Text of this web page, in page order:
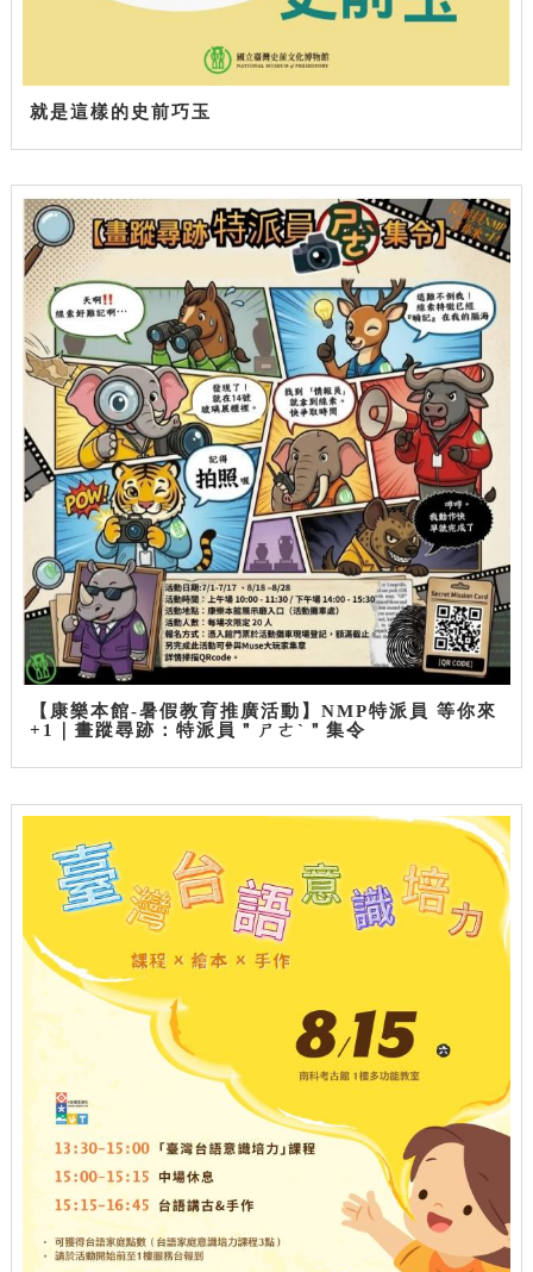
就是這樣的史前巧玉
【康樂本館-暑假教育推廣活動】NMP特派員 等你來
+1｜畫蹤尋跡：特派員＂ㄕㄜˋ＂集令